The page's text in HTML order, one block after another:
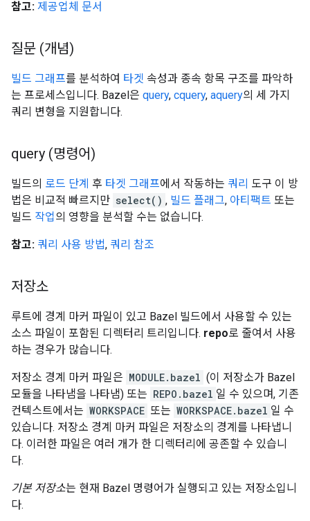
참고: 제공업체 문서
질문 (개념)
빌드 그래프를 분석하여 타겟 속성과 종속 항목 구조를 파악하
는 프로세스입니다. Bazel은 query, cquery, aquery의 세 가지
쿼리 변형을 지원합니다.
query (명령어)
빌드의 로드 단계 후 타겟 그래프에서 작동하는 쿼리 도구 이 방
법은 비교적 빠르지만 select() , 빌드 플래그, 아티팩트 또는
빌드 작업의 영향을 분석할 수는 없습니다.
참고: 쿼리 사용 방법, 쿼리 참조
저장소
루트에 경계 마커 파일이 있고 Bazel 빌드에서 사용할 수 있는
소스 파일이 포함된 디렉터리 트리입니다. repo로 줄여서 사용
하는 경우가 많습니다.
저장소 경계 마커 파일은 MODULE.bazel (이 저장소가 Bazel
모듈을 나타냄을 나타냄) 또는 REPO.bazel 일 수 있으며, 기존
컨텍스트에서는 WORKSPACE 또는 WORKSPACE.bazel 일 수
있습니다. 저장소 경계 마커 파일은 저장소의 경계를 나타냅니
다. 이러한 파일은 여러 개가 한 디렉터리에 공존할 수 있습니
다.
기본 저장소는 현재 Bazel 명령어가 실행되고 있는 저장소입니
다.